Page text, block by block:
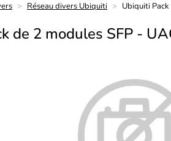
> Réseau divers Ubiquiti > Ubiquiti
de 2 modules SFP -